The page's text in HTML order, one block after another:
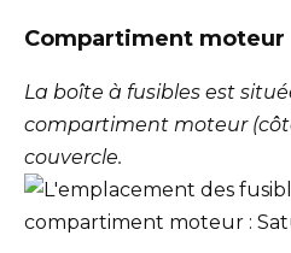
Compartiment moteur
La boîte à fusibles est
compartiment moteur
couvercle.